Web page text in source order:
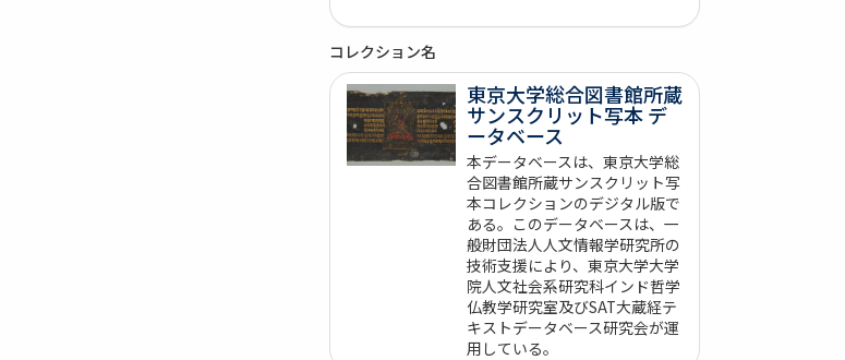
コレクション名
東京大学総合図書館所蔵
サンスクリット写本 デ
ータベース
本データベースは、東京大学総
合図書館所蔵サンスクリット写
本コレクションのデジタル版で
ある。このデータベースは、一
般財団法人人文情報学研究所の
技術支援により、東京大学大学
院人文社会系研究科インド哲学
仏教学研究室及びSAT大蔵経テ
キストデータベース研究会が運
用している。